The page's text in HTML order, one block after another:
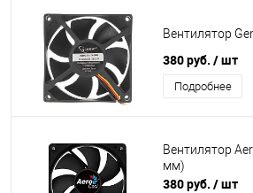
Вентилятор
380 руб. / шт
Подробнее
Вентилятор
мм)
380 руб. / шт